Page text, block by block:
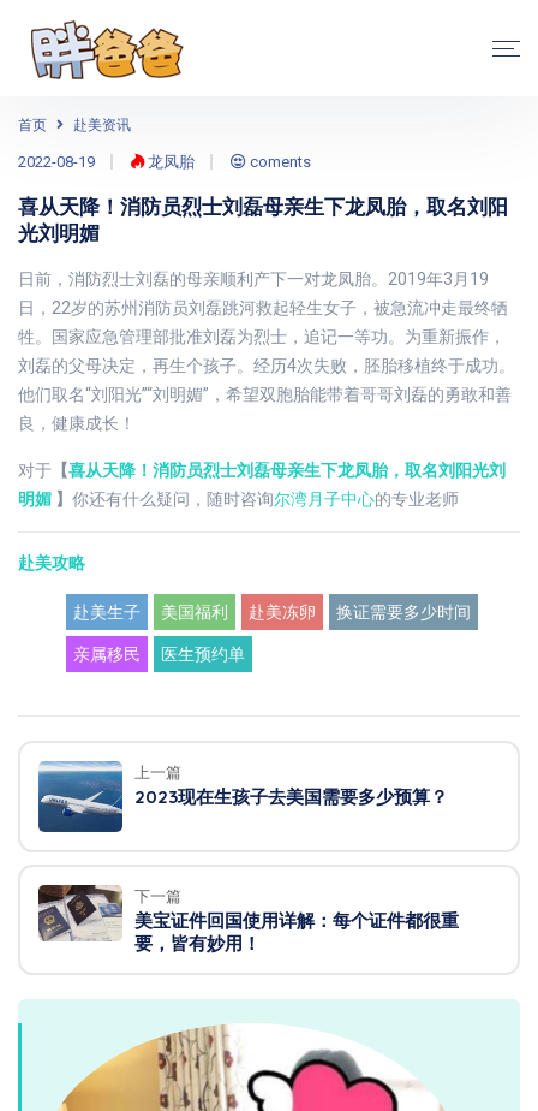
首页 赴美资讯
2022-08-19 龙凤胎 coments
喜从天降！消防员烈士刘磊母亲生下龙凤胎，取名刘阳
光刘明媚
日前，消防烈士刘磊的母亲顺利产下一对龙凤胎。2019年3月19
日，22岁的苏州消防员刘磊跳河救起轻生女子，被急流冲走最终牺
牲。国家应急管理部批准刘磊为烈士，追记一等功。为重新振作，
刘磊的父母决定，再生个孩子。经历4次失败，胚胎移植终于成功。
他们取名“刘阳光”“刘明媚”，希望双胞胎能带着哥哥刘磊的勇敢和善
良，健康成长！
对于 【喜从天降！消防员烈士刘磊母亲生下龙凤胎，取名刘阳光刘
明媚 】 你还有什么疑问，随时咨询尔湾月子中心的专业老师
赴美攻略
赴美生子 美国福利 赴美冻卵 换证需要多少时间
亲属移民 医生预约单
上一篇
2023现在生孩子去美国需要多少预算？
下一篇
美宝证件回国使用详解：每个证件都很重
要，皆有妙用！